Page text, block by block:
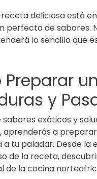
deliciosa está
perfecta de sabores.
lo sencillo que
y
exóticos y
a
tu paladar. Desde la
de la receta,
la cocina